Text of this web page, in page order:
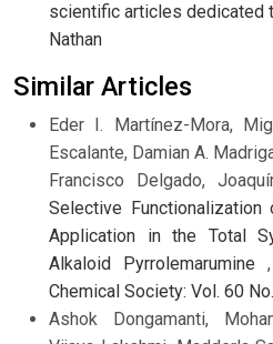
scientific articles
Nathan
Similar Articles
Eder I. Martínez-Mora,
Escalante, Damian A.
Francisco Delgado,
Selective
Application in the Total
Alkaloid Pyrrolemarumine,
Chemical Society: Vol. 60
Ashok Dongamanti,